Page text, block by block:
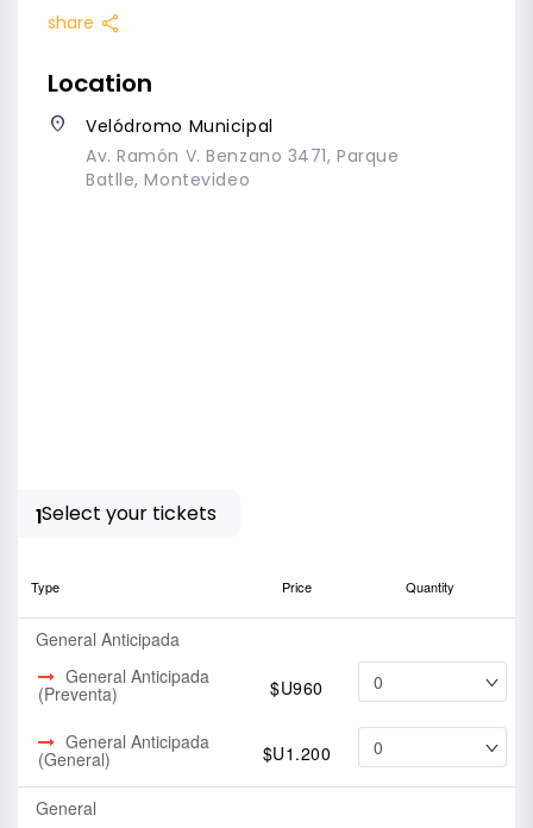
share share
Location
place
Velódromo Municipal
Av. Ramón V. Benzano 3471, Parque
Batlle, Montevideo
Select your tickets
1
Type Price Quantity
General Anticipada
General Anticipada
(Preventa) $U960
General Anticipada
(General) $U1.200
General